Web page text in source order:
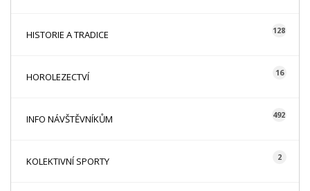
HISTORIE A TRADICE 128
HOROLEZECTVÍ 16
INFO NÁVŠTĚVNÍKŮM 492
KOLEKTIVNÍ SPORTY 2